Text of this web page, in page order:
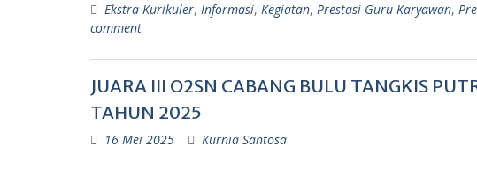
Ekstra Kurikuler, Informasi, Kegiatan, Prestasi Guru Karyawan,
comment
JUARA III O2SN CABANG BULU TANGKIS
TAHUN 2025
16 Mei 2025 Kurnia Santosa